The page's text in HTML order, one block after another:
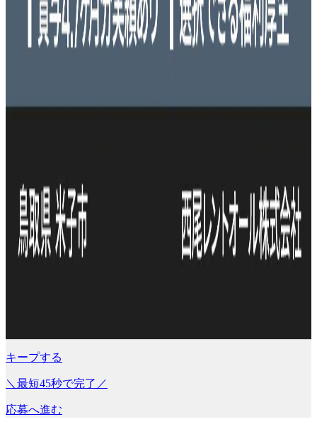
キープする
＼最短45秒で完了／
応募へ進む